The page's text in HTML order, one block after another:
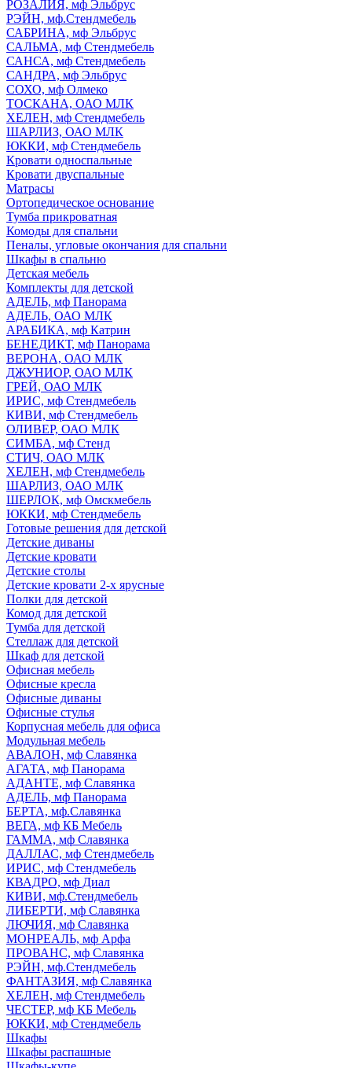
РОЗАЛИЯ, мф Эльбрус
РЭЙН, мф.Стендмебель
САБРИНА, мф Эльбрус
САЛЬМА, мф Стендмебель
САНСА, мф Стендмебель
САНДРА, мф Эльбрус
СОХО, мф Олмеко
ТОСКАНА, ОАО МЛК
ХЕЛЕН, мф Стендмебель
ШАРЛИЗ, ОАО МЛК
ЮККИ, мф Стендмебель
Кровати односпальные
Кровати двуспальные
Матрасы
Ортопедическое основание
Тумба прикроватная
Комоды для спальни
Пеналы, угловые окончания для спальни
Шкафы в спальню
Детская мебель
Комплекты для детской
АДЕЛЬ, мф Панорама
АДЕЛЬ, ОАО МЛК
АРАБИКА, мф Катрин
БЕНЕДИКТ, мф Панорама
ВЕРОНА, ОАО МЛК
ДЖУНИОР, ОАО МЛК
ГРЕЙ, ОАО МЛК
ИРИС, мф Стендмебель
КИВИ, мф Стендмебель
ОЛИВЕР, ОАО МЛК
СИМБА, мф Стенд
СТИЧ, ОАО МЛК
ХЕЛЕН, мф Стендмебель
ШАРЛИЗ, ОАО МЛК
ШЕРЛОК, мф Омскмебель
ЮККИ, мф Стендмебель
Готовые решения для детской
Детские диваны
Детские кровати
Детские столы
Детские кровати 2-х ярусные
Полки для детской
Комод для детской
Тумба для детской
Стеллаж для детской
Шкаф для детской
Офисная мебель
Офисные кресла
Офисные диваны
Офисные стулья
Корпусная мебель для офиса
Модульная мебель
АВАЛОН, мф Славянка
АГАТА, мф Панорама
АДАНТЕ, мф Славянка
АДЕЛЬ, мф Панорама
БЕРТА, мф.Славянка
ВЕГА, мф КБ Мебель
ГАММА, мф Славянка
ДАЛЛАС, мф Стендмебель
ИРИС, мф Стендмебель
КВАДРО, мф Диал
КИВИ, мф.Стендмебель
ЛИБЕРТИ, мф Славянка
ЛЮЧИЯ, мф Славянка
МОНРЕАЛЬ, мф Арфа
ПРОВАНС, мф Славянка
РЭЙН, мф.Стендмебель
ФАНТАЗИЯ, мф Славянка
ХЕЛЕН, мф Стендмебель
ЧЕСТЕР, мф КБ Мебель
ЮККИ, мф Стендмебель
Шкафы
Шкафы распашные